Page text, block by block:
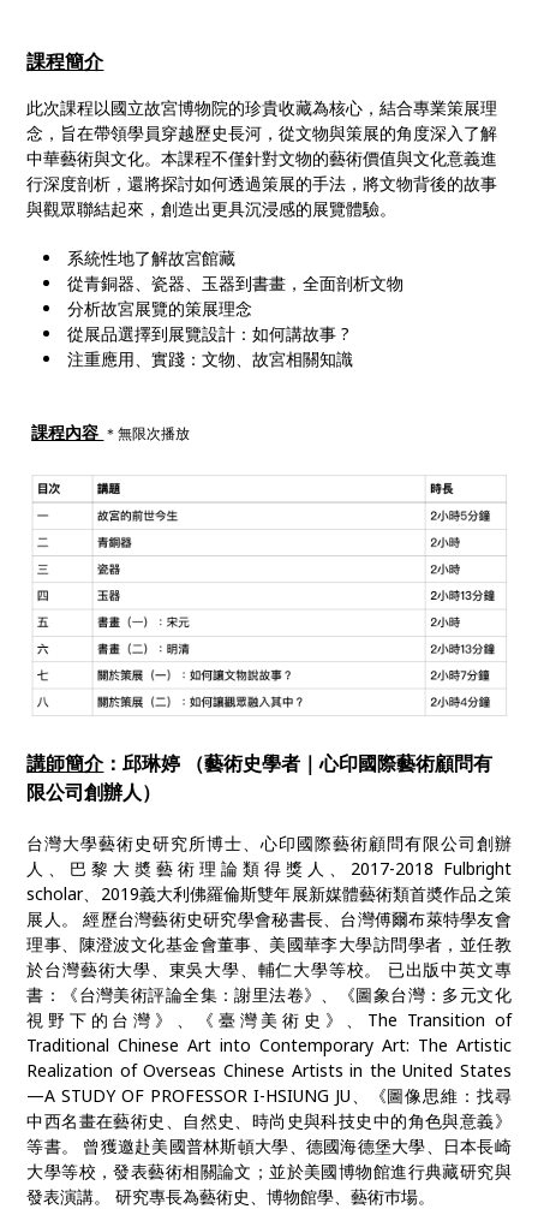
課程簡介
此次課程以國立故宮博物院的珍貴收藏為核心，結合專業策展理
念，旨在帶領學員穿越歷史長河，從文物與策展的角度深入了解
中華藝術與文化。本課程不僅針對文物的藝術價值與文化意義進
行深度剖析，還將探討如何透過策展的手法，將文物背後的故事
與觀眾聯結起來，創造出更具沉浸感的展覽體驗。
系統性地了解故宮館藏
從青銅器、瓷器、玉器到書畫，全面剖析文物
分析故宮展覽的策展理念
從展品選擇到展覽設計：如何講故事 ?
注重應用、實踐：文物、故宮相關知識
課程內容 ＊無限次播放
講師簡介：邱琳婷 （藝術史學者｜心印國際藝術顧問有
限公司創辦人）
台灣大學藝術史研究所博士、心印國際藝術顧問有限公司創辦
人、巴黎大奬藝術理論類得獎人、2017-2018 Fulbright
scholar、2019義大利佛羅倫斯雙年展新媒體藝術類首奬作品之策
展人。 經歷台灣藝術史研究學會秘書長、台灣傅爾布萊特學友會
理事、陳澄波文化基金會董事、美國華李大學訪問學者，並任教
於台灣藝術大學、東吳大學、輔仁大學等校。 已出版中英文專
書：《台灣美術評論全集：謝里法卷》、《圖象台灣：多元文化
視野下的台灣》、《臺灣美術史》、The Transition of
Traditional Chinese Art into Contemporary Art: The Artistic
Realization of Overseas Chinese Artists in the United States
—A STUDY OF PROFESSOR I-HSIUNG JU、《圖像思維：找尋
中西名畫在藝術史、自然史、時尚史與科技史中的角色與意義》
等書。 曾獲邀赴美國普林斯頓大學、德國海德堡大學、日本長崎
大學等校，發表藝術相關論文；並於美國博物館進行典藏研究與
發表演講。 研究專長為藝術史、博物館學、藝術巿場。